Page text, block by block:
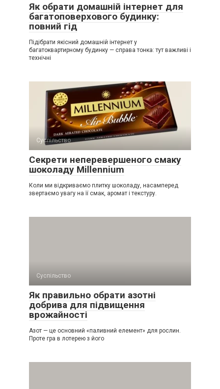
Як обрати домашній інтернет для
багатоповерхового будинку:
повний гід
Підібрати якісний домашній інтернет у
багатоквартирному будинку — справа тонка: тут важливі і
технічні
Суспільство
Секрети неперевершеного смаку
шоколаду Millennium
Коли ми відкриваємо плитку шоколаду, насамперед
звертаємо увагу на її смак, аромат і текстуру.
Суспільство
Як правильно обрати азотні
добрива для підвищення
врожайності
Азот — це основний «паливний елемент» для рослин.
Проте гра в лотерею з його